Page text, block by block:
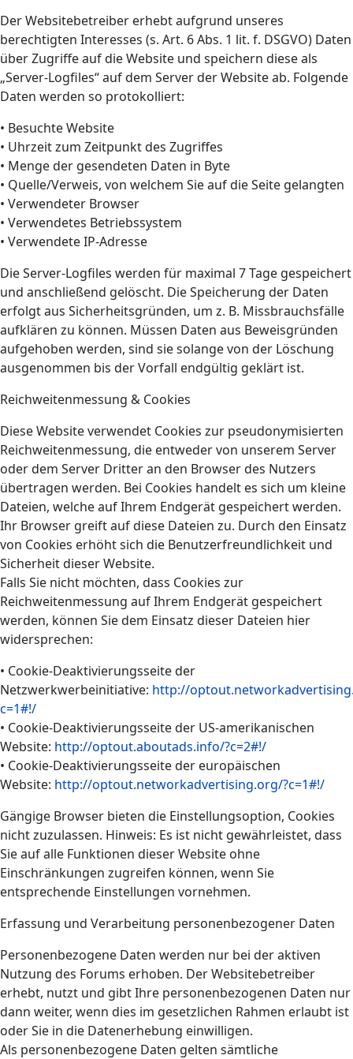
Der Websitebetreiber erhebt aufgrund unseres
berechtigten Interesses (s. Art. 6 Abs. 1 lit. f. DSGVO) Daten
über Zugriffe auf die Website und speichern diese als
„Server-Logfiles“ auf dem Server der Website ab. Folgende
Daten werden so protokolliert:
• Besuchte Website
• Uhrzeit zum Zeitpunkt des Zugriffes
• Menge der gesendeten Daten in Byte
• Quelle/Verweis, von welchem Sie auf die Seite gelangten
• Verwendeter Browser
• Verwendetes Betriebssystem
• Verwendete IP-Adresse
Die Server-Logfiles werden für maximal 7 Tage gespeichert
und anschließend gelöscht. Die Speicherung der Daten
erfolgt aus Sicherheitsgründen, um z. B. Missbrauchsfälle
aufklären zu können. Müssen Daten aus Beweisgründen
aufgehoben werden, sind sie solange von der Löschung
ausgenommen bis der Vorfall endgültig geklärt ist.
Reichweitenmessung & Cookies
Diese Website verwendet Cookies zur pseudonymisierten
Reichweitenmessung, die entweder von unserem Server
oder dem Server Dritter an den Browser des Nutzers
übertragen werden. Bei Cookies handelt es sich um kleine
Dateien, welche auf Ihrem Endgerät gespeichert werden.
Ihr Browser greift auf diese Dateien zu. Durch den Einsatz
von Cookies erhöht sich die Benutzerfreundlichkeit und
Sicherheit dieser Website.
Falls Sie nicht möchten, dass Cookies zur
Reichweitenmessung auf Ihrem Endgerät gespeichert
werden, können Sie dem Einsatz dieser Dateien hier
widersprechen:
• Cookie-Deaktivierungsseite der
Netzwerkwerbeinitiative: http://
c=1#!/
• Cookie-Deaktivierungsseite der US-amerikanischen
Website: http://optout.aboutads.info/?c=2#!/
• Cookie-Deaktivierungsseite der europäischen
Website: http://optout.networkadvertising.org/?c=1#!/
Gängige Browser bieten die Einstellungsoption, Cookies
nicht zuzulassen. Hinweis: Es ist nicht gewährleistet, dass
Sie auf alle Funktionen dieser Website ohne
Einschränkungen zugreifen können, wenn Sie
entsprechende Einstellungen vornehmen.
Erfassung und Verarbeitung personenbezogener Daten
Personenbezogene Daten werden nur bei der aktiven
Nutzung des Forums erhoben. Der Websitebetreiber
erhebt, nutzt und gibt Ihre personenbezogenen Daten nur
dann weiter, wenn dies im gesetzlichen Rahmen erlaubt ist
oder Sie in die Datenerhebung einwilligen.
Als personenbezogene Daten gelten sämtliche